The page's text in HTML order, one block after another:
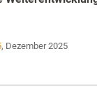
, Dezember 2025